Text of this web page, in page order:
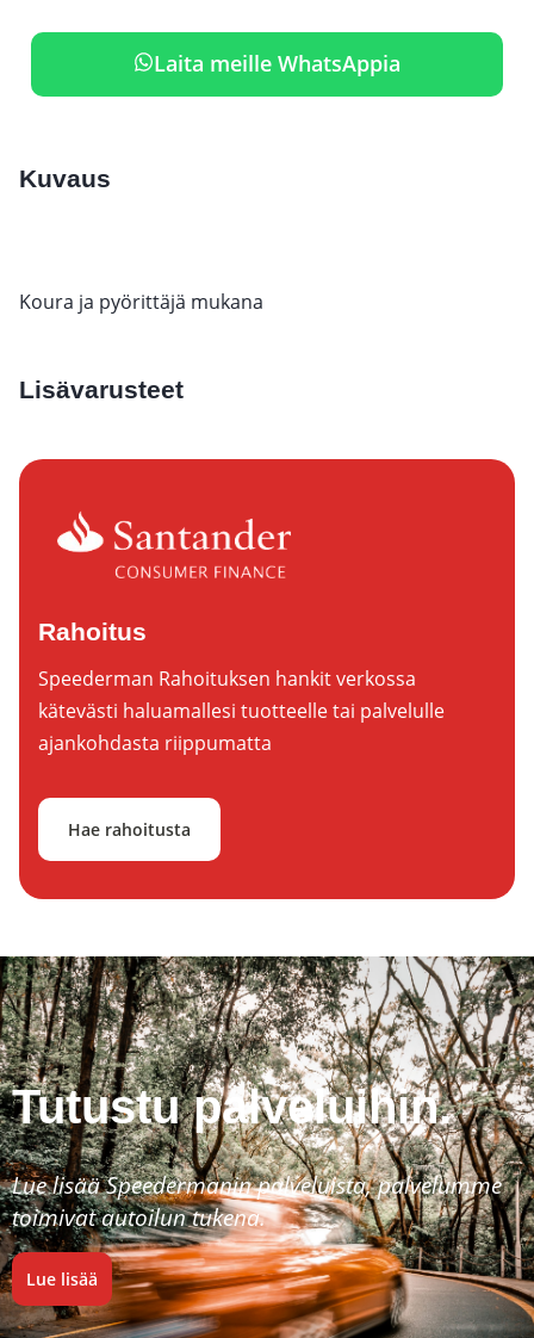
Laita meille WhatsAppia
Kuvaus
Koura ja pyörittäjä mukana
Lisävarusteet
Rahoitus
Speederman Rahoituksen hankit verkossa
kätevästi haluamallesi tuotteelle tai palvelulle
ajankohdasta riippumatta
Hae rahoitusta
Tutustu palveluihin.
Lue lisää Speedermanin palveluista, palvelumme
toimivat autoilun tukena.
Lue lisää